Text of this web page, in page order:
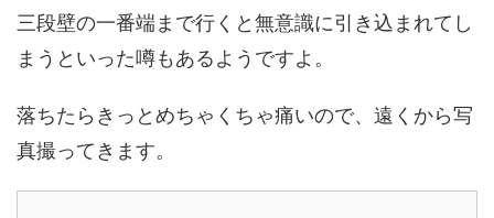
三段壁の一番端まで行くと無意識に引き込まれてし
まうといった噂もあるようですよ。
落ちたらきっとめちゃくちゃ痛いので、遠くから写
真撮ってきます。